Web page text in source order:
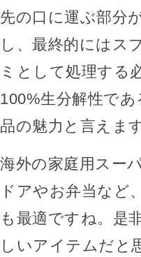
先の口に運ぶ部分
し、最終的にはス
ミとして処理する
100%生分解性で
品の魅力と言えます
海外の家庭用スー
ドアやお弁当など
も最適ですね。是
しいアイテムだと